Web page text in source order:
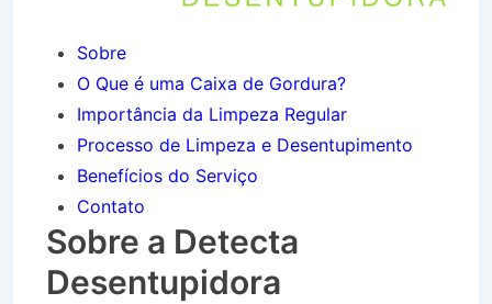
Sobre
O Que é uma Caixa de Gordura?
Importância da Limpeza Regular
Processo de Limpeza e Desentupimento
Benefícios do Serviço
Contato
Sobre a Detecta
Desentupidora